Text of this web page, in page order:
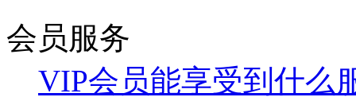
会员服务
VIP会员能享受到什么